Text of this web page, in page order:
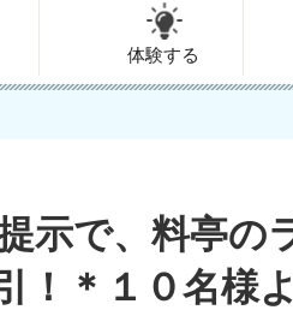
体験する
示で、料亭
＊１０名様よ